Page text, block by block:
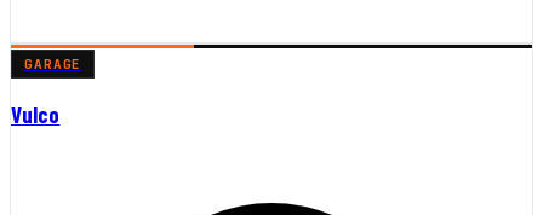
GARAGE
Vulco